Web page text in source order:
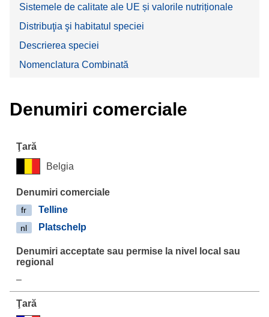
Sistemele de calitate ale UE și valorile nutriționale
Distribuţia şi habitatul speciei
Descrierea speciei
Nomenclatura Combinată
Denumiri comerciale
Belgia
fr Telline
nl Platschelp
–